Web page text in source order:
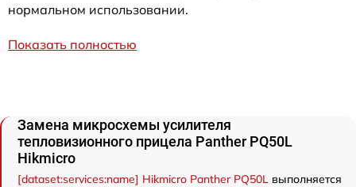
нормальном использовании.
Показать полностью
Замена микросхемы усилителя
тепловизионного прицела Panther PQ50L
Hikmicro
[dataset:services:name] Hikmicro Panther PQ50L выполняется